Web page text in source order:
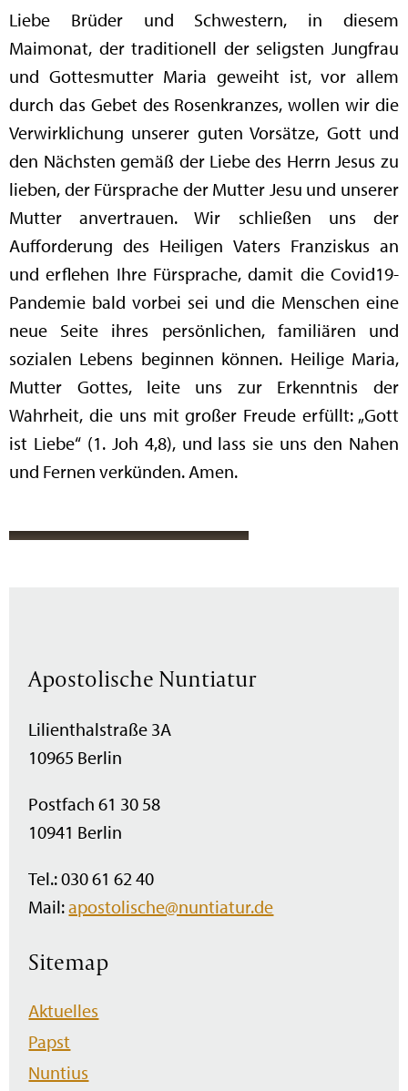
Liebe Brüder und Schwestern, in diesem
Maimonat, der traditionell der seligsten Jungfrau
und Gottesmutter Maria geweiht ist, vor allem
durch das Gebet des Rosenkranzes, wollen wir die
Verwirklichung unserer guten Vorsätze, Gott und
den Nächsten gemäß der Liebe des Herrn Jesus zu
lieben, der Fürsprache der Mutter Jesu und unserer
Mutter anvertrauen. Wir schließen uns der
Aufforderung des Heiligen Vaters Franziskus an
und erflehen Ihre Fürsprache, damit die Covid19-
Pandemie bald vorbei sei und die Menschen eine
neue Seite ihres persönlichen, familiären und
sozialen Lebens beginnen können. Heilige Maria,
Mutter Gottes, leite uns zur Erkenntnis der
Wahrheit, die uns mit großer Freude erfüllt: „Gott
ist Liebe“ (1. Joh 4,8), und lass sie uns den Nahen
und Fernen verkünden. Amen.
Apostolische Nuntiatur
Lilienthalstraße 3A
10965 Berlin
Postfach 61 30 58
10941 Berlin
Tel.: 030 61 62 40
Mail:apostolische@nuntiatur.de
Sitemap
Navigation
überspringen
Aktuelles
Papst
Nuntius